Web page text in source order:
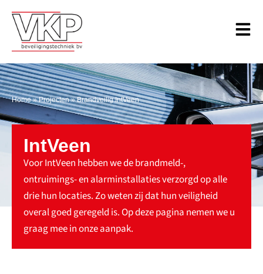
Home»Projecten»Brandveilig IntVeen
IntVeen
Voor IntVeen hebben we de brandmeld-,
ontruimings- en alarminstallaties verzorgd op alle
drie hun locaties. Zo weten zij dat hun veiligheid
overal goed geregeld is. Op deze pagina nemen we u
graag mee in onze aanpak.